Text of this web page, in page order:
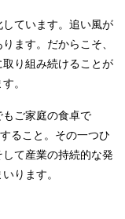
ています。追い風が
ます。だからこそ、
り組み続けることが
。
ご家庭の食卓で
ること。その一つひ
て産業の持続的な発
ります。